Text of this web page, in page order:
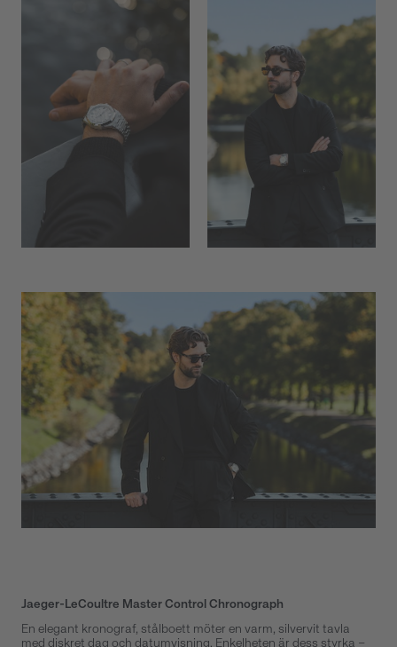
Jaeger-LeCoultre Master Control Chronograph
En elegant kronograf, stålboett möter en varm, silvervit tavla
med diskret dag och datumvisning. Enkelheten är dess styrka –